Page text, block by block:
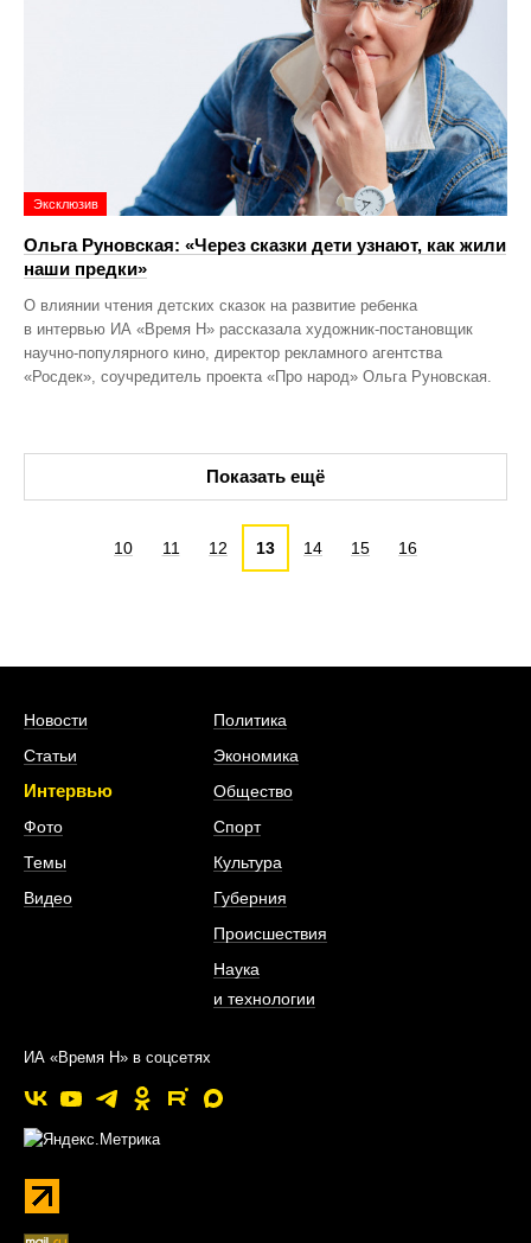
Эксклюзив
Ольга Руновская: «Через сказки дети узнают, как жили
наши предки»
О влиянии чтения детских сказок на развитие ребенка
в интервью ИА «Время Н» рассказала художник-постановщик
научно-популярного кино, директор рекламного агентства
«Росдек», соучредитель проекта «Про народ» Ольга Руновская.
Показать ещё
10 11 12 13 14 15 16
Новости
Статьи
Интервью
Фото
Темы
Видео
Политика
Экономика
Общество
Спорт
Культура
Губерния
Происшествия
Наука
и технологии
ИА «Время Н» в соцсетях